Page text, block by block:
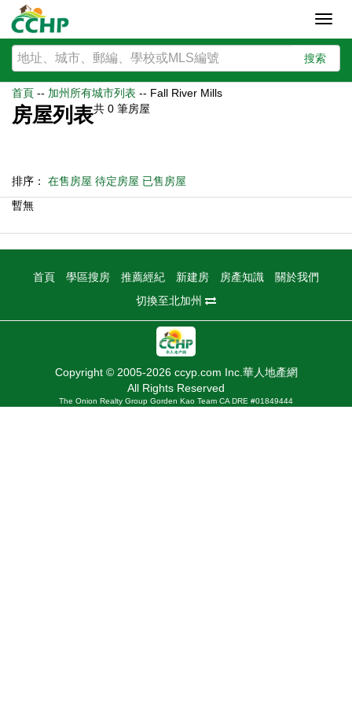
搜索
首頁 -- 加州所有城市列表 -- Fall River Mills
房屋列表共 0 筆房屋
排序： 在售房屋 待定房屋 已售房屋
暫無
首頁 學區搜房 推薦經紀 新建房 房產知識
關於我們
切換至北加州
Copyright © 2005-2026 ccyp.com Inc.華人地產網
All Rights Reserved
The Onion Realty Group Gorden Kao Team CA DRE #01849444